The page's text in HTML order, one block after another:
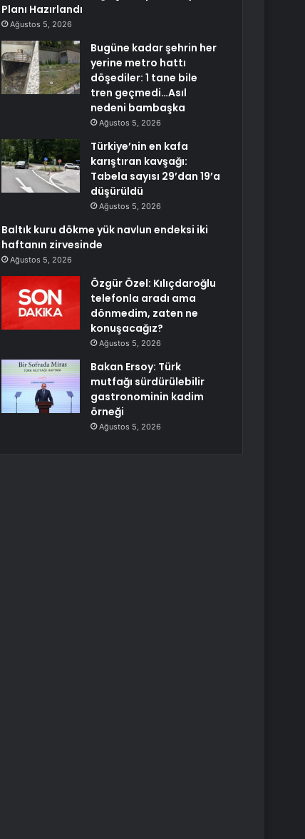
Planı Hazırlandı
Ağustos 5, 2026
Bugüne kadar şehrin her
yerine metro hattı
döşediler: 1 tane bile
tren geçmedi…Asıl
nedeni bambaşka
Ağustos 5, 2026
Türkiye’nin en kafa
karıştıran kavşağı:
Tabela sayısı 29’dan 19’a
düşürüldü
Ağustos 5, 2026
Baltık kuru dökme yük navlun endeksi iki
haftanın zirvesinde
Ağustos 5, 2026
Özgür Özel: Kılıçdaroğlu
telefonla aradı ama
dönmedim, zaten ne
konuşacağız?
Ağustos 5, 2026
Bakan Ersoy: Türk
mutfağı sürdürülebilir
gastronominin kadim
örneği
Ağustos 5, 2026